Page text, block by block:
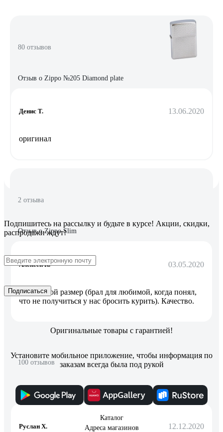
80 отзывов
Отзыв о Zippo №205 Diamond plate
Денис Т. 13.06.2020
оригинал
2 отзыва
Отзыв о Zippo Slim
Алексей К. 03.05.2020
Небольшой размер (брал для любимой, когда понял,
что не получиться у нас бросить курить). Качество.
100 отзывов
Отзыв о Zippo №205
Руслан Х. 12.12.2020
Подпишитесь на рассылку и будьте в курсе! Акции, скидки,
распродажи ждут!
Подписаться
Оригинальные товары с гарантией!
Установите мобильное приложение, чтобы информация по
заказам всегда была под рукой
Каталог
Адреса магазинов